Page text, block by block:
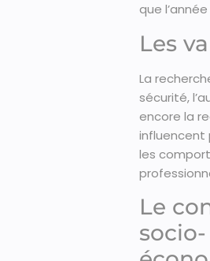
que
Les
La
sécurité,
encore la
les
Le
socio-